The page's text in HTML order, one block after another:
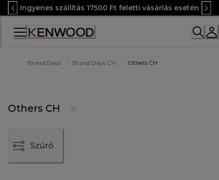
Skip
to
Content
Ingyenes szállítás 17500 Ft feletti vásárlás esetén
Accessibility
Brand Days Brand Days CH Others CH
Others CH
Szűrő